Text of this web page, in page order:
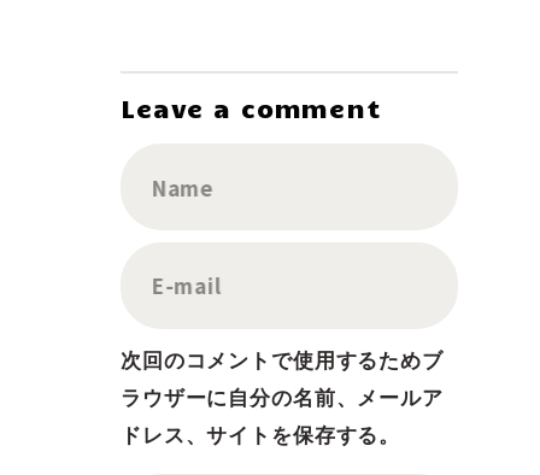
Leave a comment
Name
E-mail
次回のコメントで使用するためブ
ラウザーに自分の名前、メールア
ドレス、サイトを保存する。